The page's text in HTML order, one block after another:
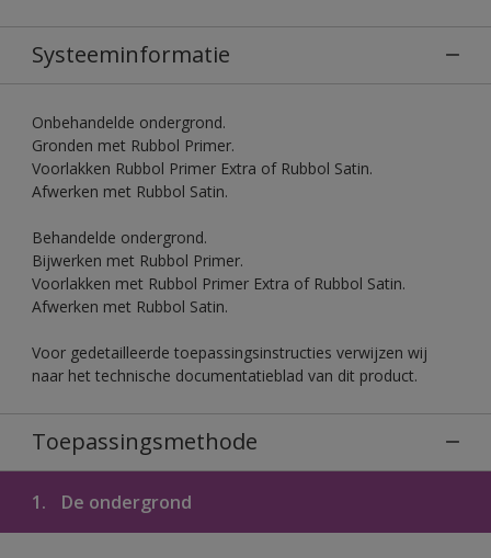
Systeeminformatie
Onbehandelde ondergrond.
Gronden met Rubbol Primer.
Voorlakken Rubbol Primer Extra of Rubbol Satin.
Afwerken met Rubbol Satin.
Behandelde ondergrond.
Bijwerken met Rubbol Primer.
Voorlakken met Rubbol Primer Extra of Rubbol Satin.
Afwerken met Rubbol Satin.
Voor gedetailleerde toepassingsinstructies verwijzen wij
naar het technische documentatieblad van dit product.
Toepassingsmethode
1. De ondergrond